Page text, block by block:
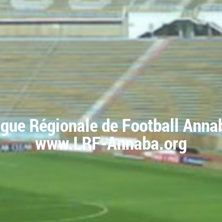
Régionale de Football
www.LRF-Annaba.org